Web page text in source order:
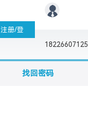
注册/登
18226607125
找回密码